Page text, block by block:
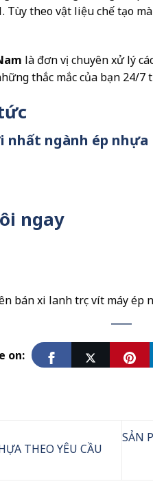
Tùy theo vật liệu chế tạo
là đơn vị chuyên xử lý
thắc mắc của bạn 24/7
nhất ngành ép nhựa
ngay
on:
THEO YÊU CẦU
SẢN